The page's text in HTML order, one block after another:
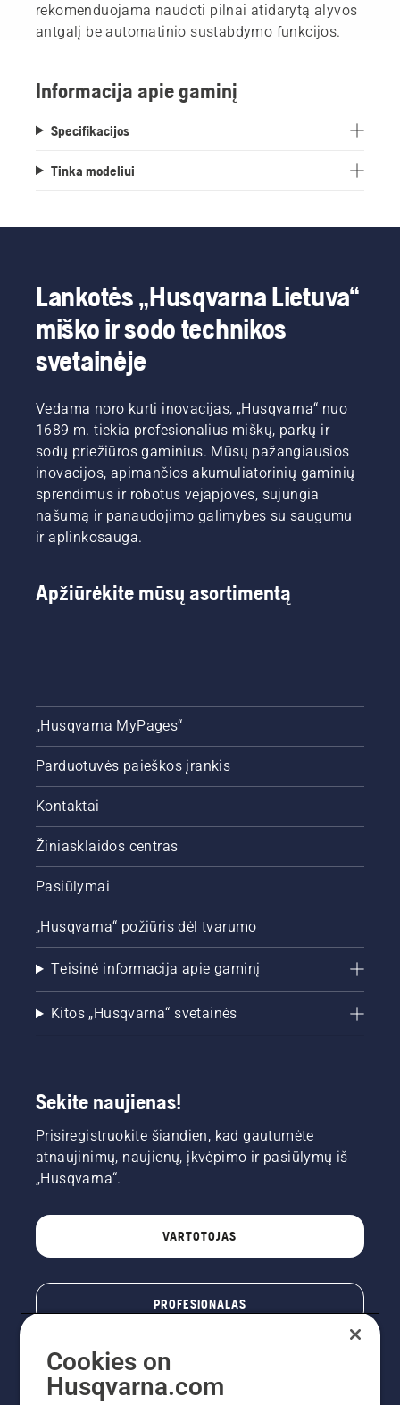
rekomenduojama naudoti pilnai atidarytą alyvos
antgalį be automatinio sustabdymo funkcijos.
Informacija apie gaminį
Specifikacijos
Tinka modeliui
Lankotės „Husqvarna Lietuva“
miško ir sodo technikos
svetainėje
Vedama noro kurti inovacijas, „Husqvarna“ nuo
1689 m. tiekia profesionalius miškų, parkų ir
sodų priežiūros gaminius. Mūsų pažangiausios
inovacijos, apimančios akumuliatorinių gaminių
sprendimus ir robotus vejapjoves, sujungia
našumą ir panaudojimo galimybes su saugumu
ir aplinkosauga.
Apžiūrėkite mūsų asortimentą
„Husqvarna MyPages“
Parduotuvės paieškos įrankis
Kontaktai
Žiniasklaidos centras
Pasiūlymai
„Husqvarna“ požiūris dėl tvarumo
Teisinė informacija apie gaminį
Kitos „Husqvarna“ svetainės
Sekite naujienas!
Prisiregistruokite šiandien, kad gautumėte
atnaujinimų, naujienų, įkvėpimo ir pasiūlymų iš
„Husqvarna“.
VARTOTOJAS
PROFESIONALAS
Cookies on
Husqvarna.com